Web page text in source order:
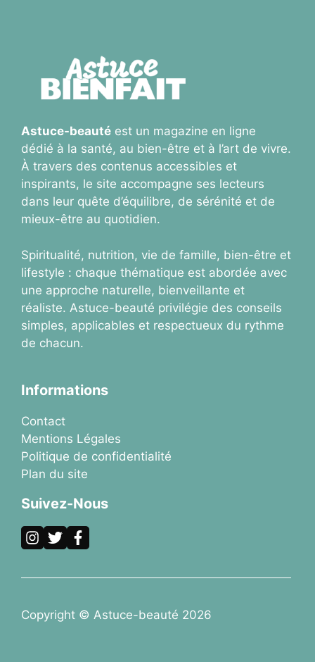
Astuce-beauté est un magazine en ligne
dédié à la santé, au bien-être et à l’art de vivre.
À travers des contenus accessibles et
inspirants, le site accompagne ses lecteurs
dans leur quête d’équilibre, de sérénité et de
mieux-être au quotidien.
Spiritualité, nutrition, vie de famille, bien-être et
lifestyle : chaque thématique est abordée avec
une approche naturelle, bienveillante et
réaliste. Astuce-beauté privilégie des conseils
simples, applicables et respectueux du rythme
de chacun.
Informations
Contact
Mentions Légales
Politique de confidentialité
Plan du site
Suivez-Nous
Copyright © Astuce-beauté 2026